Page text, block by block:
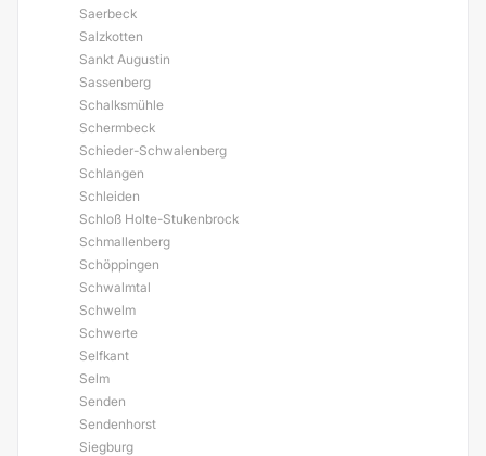
Saerbeck
Salzkotten
Sankt Augustin
Sassenberg
Schalksmühle
Schermbeck
Schieder-Schwalenberg
Schlangen
Schleiden
Schloß Holte-Stukenbrock
Schmallenberg
Schöppingen
Schwalmtal
Schwelm
Schwerte
Selfkant
Selm
Senden
Sendenhorst
Siegburg